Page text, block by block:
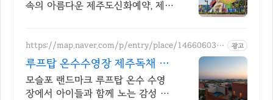
속의 아름다운 제주도신화예약, 제주
https://map.naver.com/p/entry/place/146606037
광고
루프탑 온수수영장 제주독채 제
주 남쪽 럭셔리 힐링숙소
모슬포 랜드마크 루프탑 온수 수영
장에서 아이들과 함께 노는 감성 숙